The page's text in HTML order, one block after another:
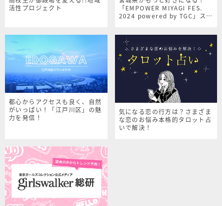
活性プロジェクト
「EMPOWER MIYAGI FES.
2024 powered by TGC」スペ
都心からアクセスも良く、自然
がいっぱい！「江戸川区」の魅
力を発信！
気になる恋の行方は？さまざま
な恋のお悩み本格的タロット占
いで解決！